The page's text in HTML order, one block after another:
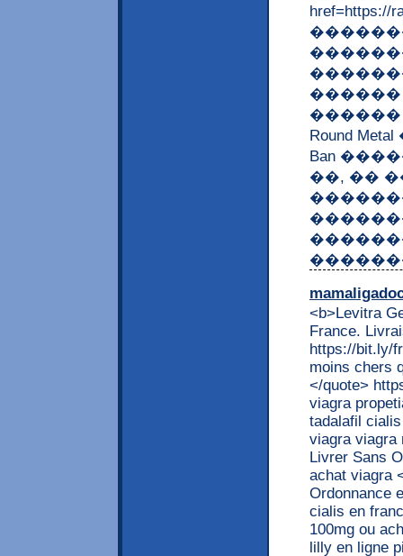
������
Round
Ban
��, ��
<b>Levitra
France.
https://bit.ly/
moins chers
</quote>
viagra
tadalafil
viagra viagra
Livrer Sans
achat viagra
Ordonnance
cialis en
100mg ou
lilly en ligne